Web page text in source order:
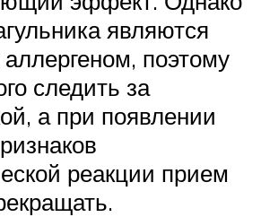
являются
поэтому
следить за
а при появлении
реакции прием